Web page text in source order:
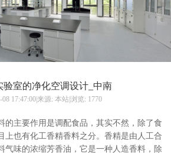
验室的净化空调设计_中南
08 17:47:00|来源: 本站|浏览: 1770
主要作用是调配食品，其实不然，除了食
上也有化工香精香料之分。香精是由人工合
气味的浓缩芳香油，它是一种人造香料，除